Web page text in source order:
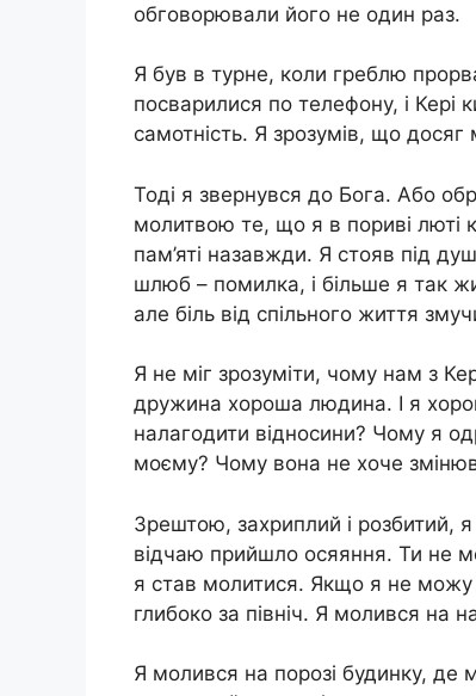
обговорювали його не один раз.
Я був в турне, коли греблю
посварилися по телефону, і Кері
самотність. Я зрозумів, що
Тоді я звернувся до Бога. Або
молитвою те, що я в пориві люті
пам’яті назавжди. Я стояв під
шлюб – помилка, і більше я так
але біль від спільного життя
Я не міг зрозуміти, чому нам з
дружина хороша людина. І я
налагодити відносини? Чому я
моєму? Чому вона не хоче
Зрештою, захриплий і розбитий,
відчаю прийшло осяяння. Ти не
я став молитися. Якщо я не можу
глибоко за північ. Я молився на
Я молився на порозі будинку,